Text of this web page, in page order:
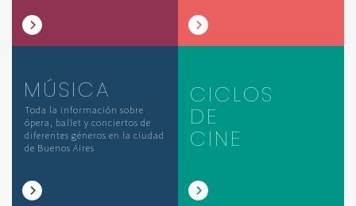
MÚSICA
Toda la información sobre
ópera, ballet y conciertos de
diferentes géneros en la ciudad
de Buenos Aires
CICLOS
DE
CINE